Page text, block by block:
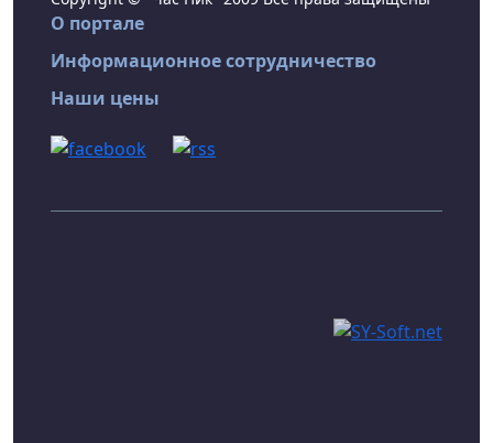
О портале
Информационное сотрудничество
Наши цены